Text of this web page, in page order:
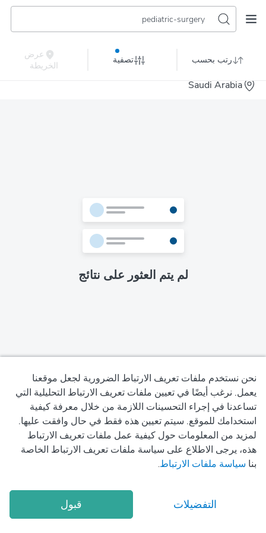
pediatric-surgery
رتب بحسب تصفية
عرض
الخريطة
Saudi Arabia
لم يتم العثور على نتائج
2026 Okadoc Technologies FZ-LLC
سياسة الخصوصية
شروط الاستخدام
سياسة ملفات تعريف الارتباط
نحن نستخدم ملفات تعريف الارتباط الضرورية لجعل موقعنا
يعمل. نرغب أيضًا في تعيين ملفات تعريف الارتباط التحليلية التي
تساعدنا في إجراء التحسينات اللازمة من خلال معرفة كيفية
استخدامك للموقع. سيتم تعيين هذه فقط في حال وافقت عليها.
لمزيد من المعلومات حول كيفية عمل ملفات تعريف الارتباط
هذه، يرجى الاطلاع على سياسة ملفات تعريف الارتباط الخاصة
بنا سياسة ملفات الارتباط.
التفضيلات قبول